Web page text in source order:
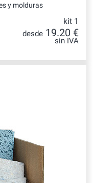
y molduras
kit 1
desde 19.20 €
sin IVA